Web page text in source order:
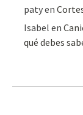
patyen
Isabel en
qué debes